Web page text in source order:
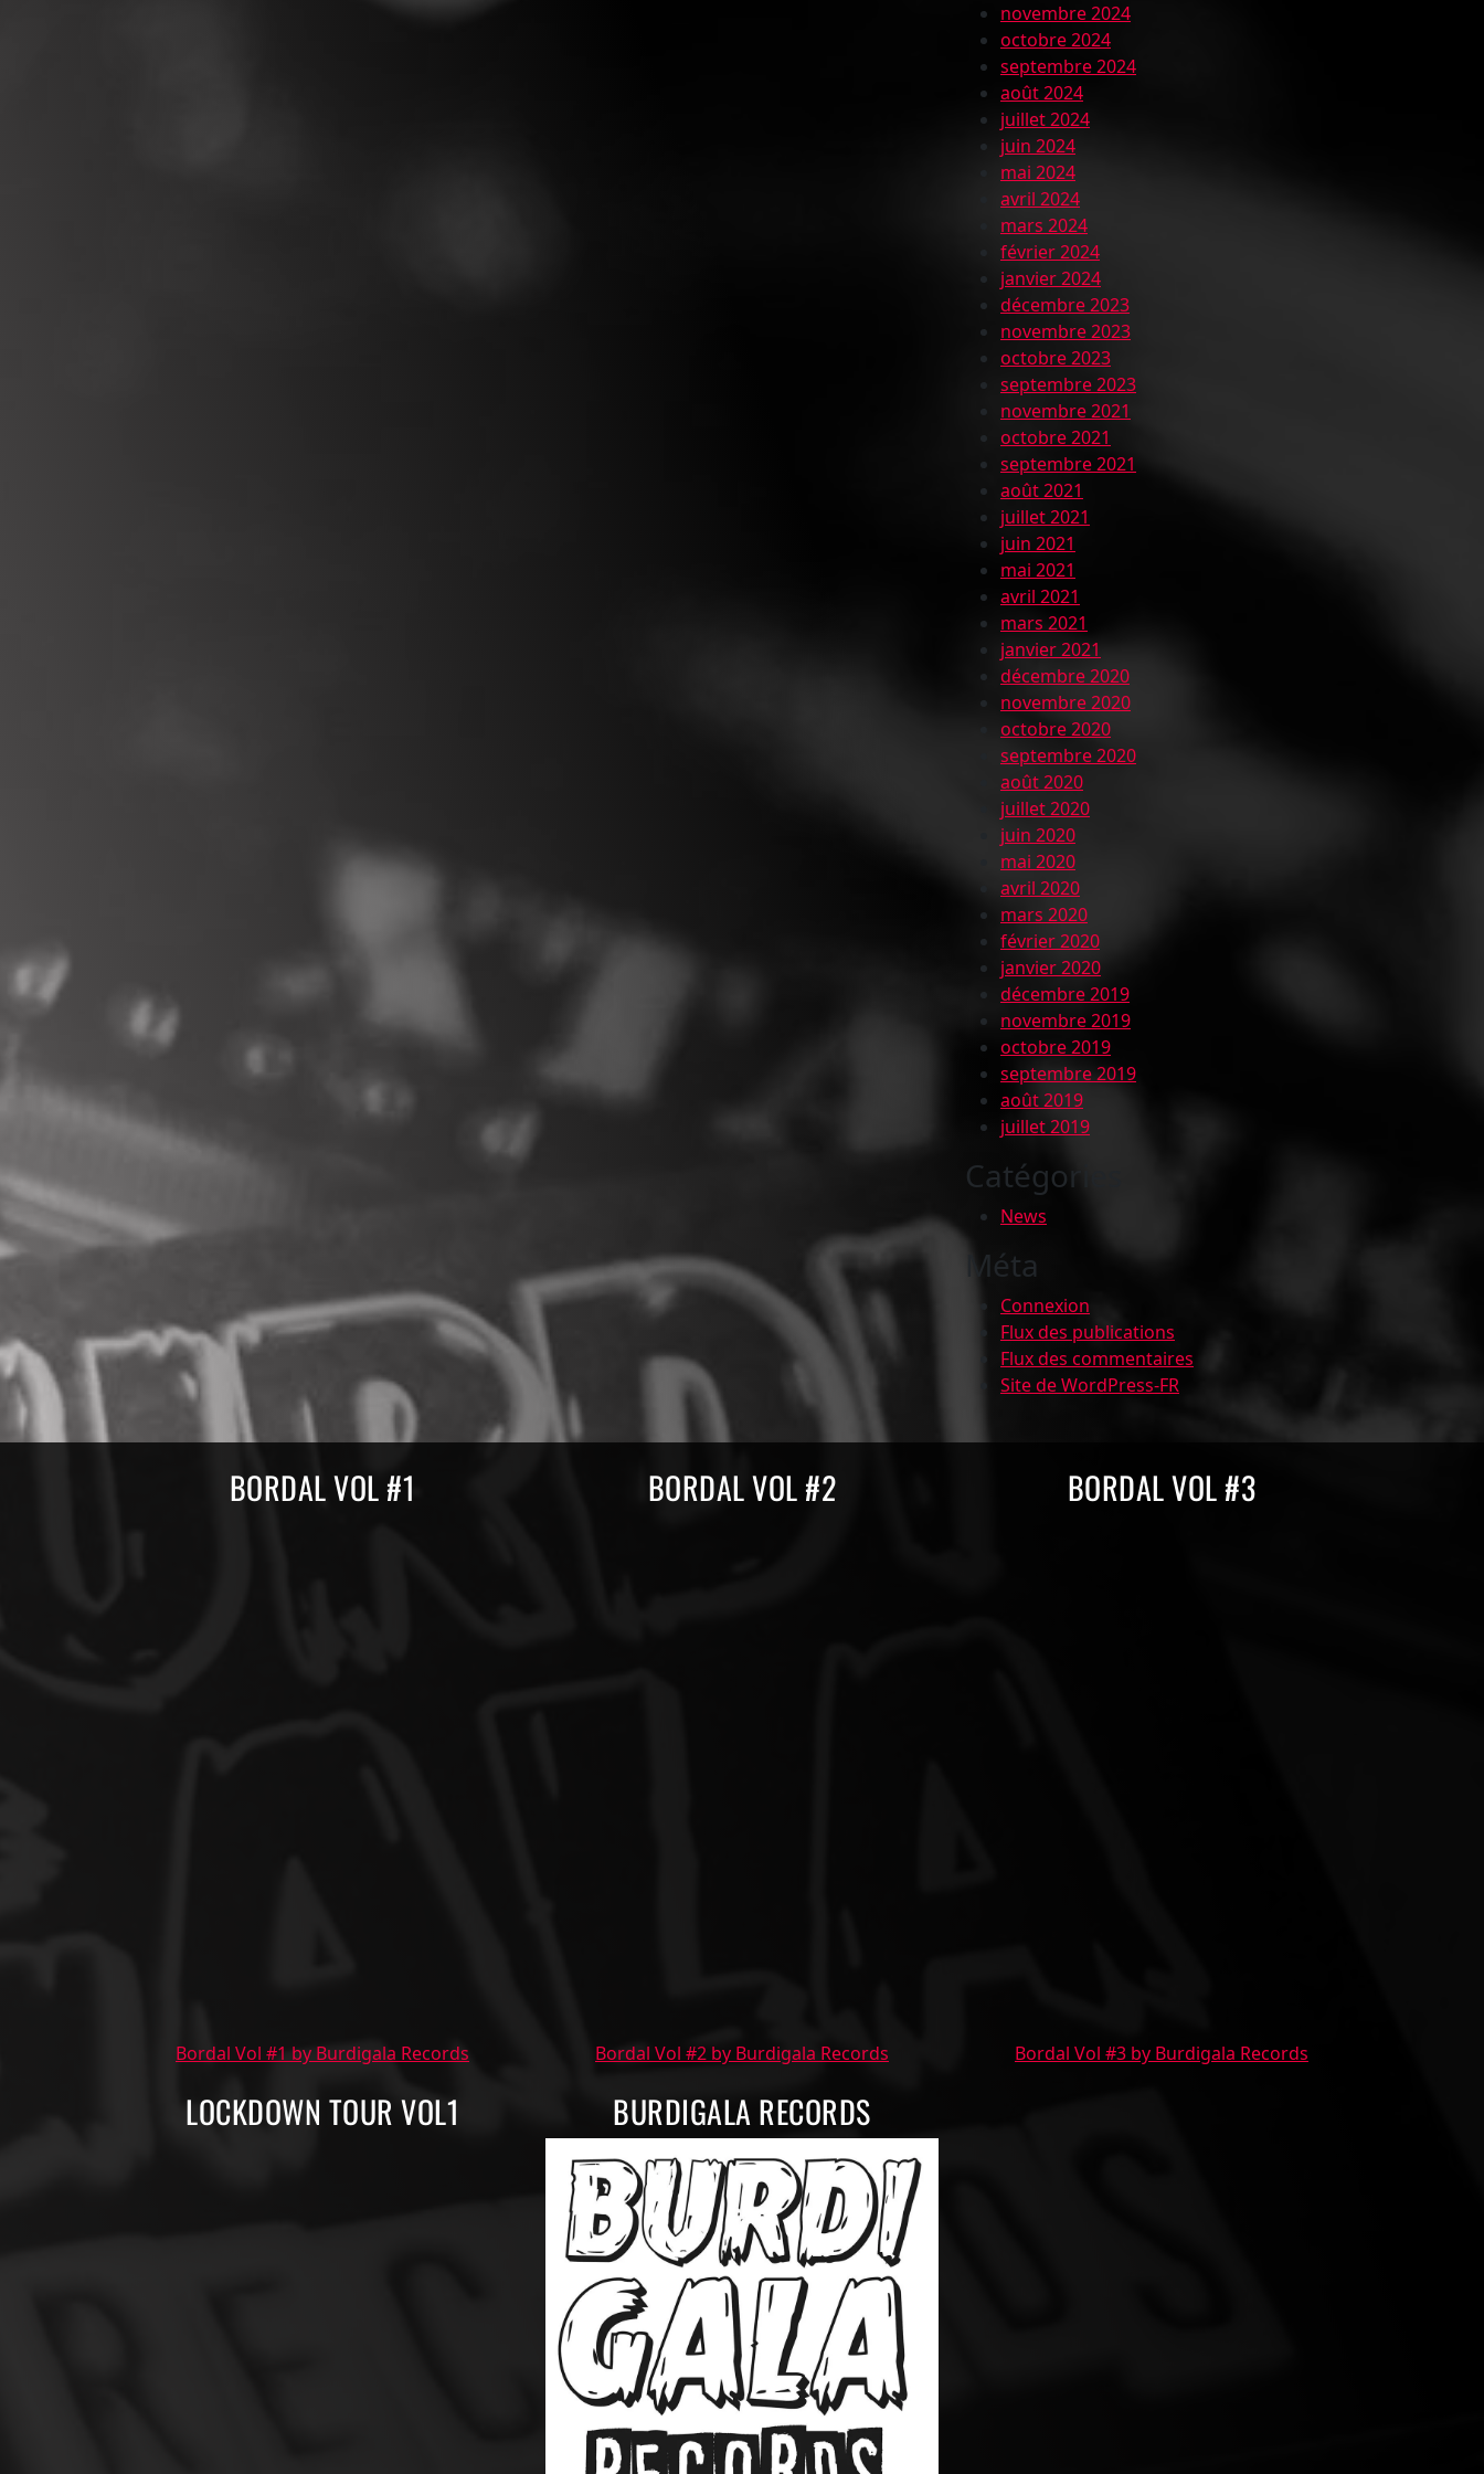
novembre 2024
octobre 2024
septembre 2024
août 2024
juillet 2024
juin 2024
mai 2024
avril 2024
mars 2024
février 2024
janvier 2024
décembre 2023
novembre 2023
octobre 2023
septembre 2023
novembre 2021
octobre 2021
septembre 2021
août 2021
juillet 2021
juin 2021
mai 2021
avril 2021
mars 2021
janvier 2021
décembre 2020
novembre 2020
octobre 2020
septembre 2020
août 2020
juillet 2020
juin 2020
mai 2020
avril 2020
mars 2020
février 2020
janvier 2020
décembre 2019
novembre 2019
octobre 2019
septembre 2019
août 2019
juillet 2019
Catégories
News
Méta
Connexion
Flux des publications
Flux des commentaires
Site de WordPress-FR
Compilations Burdigala Records
BORDAL VOL #1
Bordal Vol #1 by Burdigala Records
BORDAL VOL #2
Bordal Vol #2 by Burdigala Records
BORDAL VOL #3
Bordal Vol #3 by Burdigala Records
LOCKDOWN TOUR VOL1 BURDIGALA RECORDS